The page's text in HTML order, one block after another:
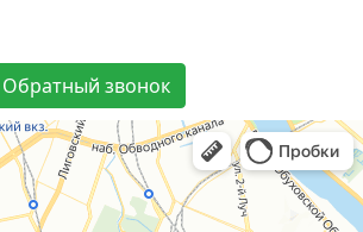
Обратный звонок